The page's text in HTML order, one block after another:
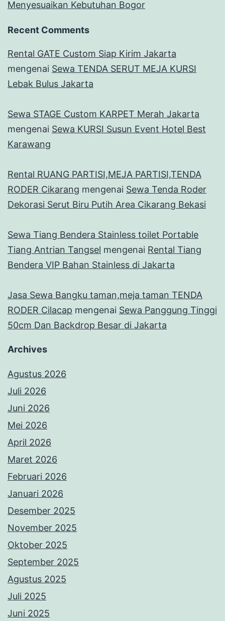
Menyesuaikan Kebutuhan Bogor
Recent Comments
Rental GATE Custom Siap Kirim Jakarta
mengenai Sewa TENDA SERUT MEJA KURSI
Lebak Bulus Jakarta
Sewa STAGE Custom KARPET Merah Jakarta
mengenai Sewa KURSI Susun Event Hotel Best
Karawang
Rental RUANG PARTISI,MEJA PARTISI,TENDA
RODER Cikarang mengenai Sewa Tenda Roder
Dekorasi Serut Biru Putih Area Cikarang Bekasi
Sewa Tiang Bendera Stainless toilet Portable
Tiang Antrian Tangsel mengenai Rental Tiang
Bendera VIP Bahan Stainless di Jakarta
Jasa Sewa Bangku taman,meja taman TENDA
RODER Cilacap mengenai Sewa Panggung Tinggi
50cm Dan Backdrop Besar di Jakarta
Archives
Agustus 2026
Juli 2026
Juni 2026
Mei 2026
April 2026
Maret 2026
Februari 2026
Januari 2026
Desember 2025
November 2025
Oktober 2025
September 2025
Agustus 2025
Juli 2025
Juni 2025